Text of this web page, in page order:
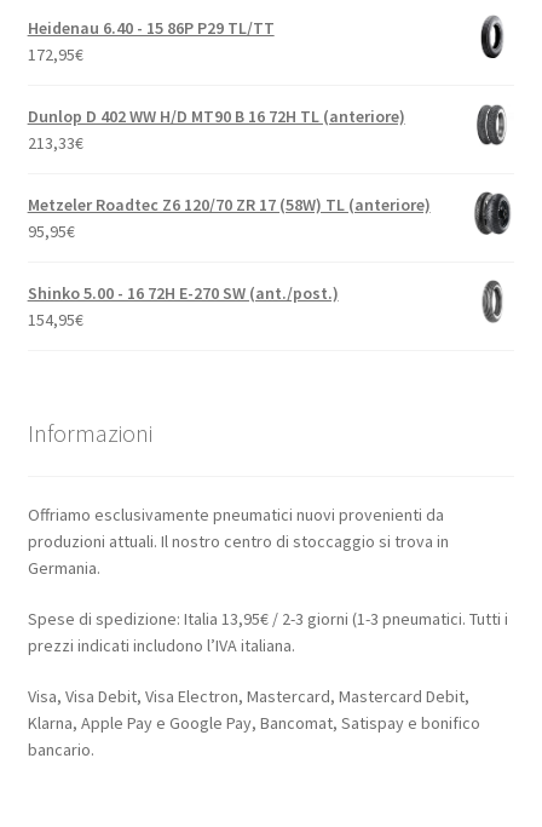
Heidenau 6.40 - 15 86P P29 TL/TT
172,95€
Dunlop D 402 WW H/D MT90 B 16 72H TL (anteriore)
213,33€
Metzeler Roadtec Z6 120/70 ZR 17 (58W) TL (anteriore)
95,95€
Shinko 5.00 - 16 72H E-270 SW (ant./post.)
154,95€
Informazioni
Offriamo esclusivamente pneumatici nuovi provenienti da
produzioni attuali. Il nostro centro di stoccaggio si trova in
Germania.
Spese di spedizione: Italia 13,95€ / 2-3 giorni (1-3 pneumatici. Tutti i
prezzi indicati includono l’IVA italiana.
Visa, Visa Debit, Visa Electron, Mastercard, Mastercard Debit,
Klarna, Apple Pay e Google Pay, Bancomat, Satispay e bonifico
bancario.